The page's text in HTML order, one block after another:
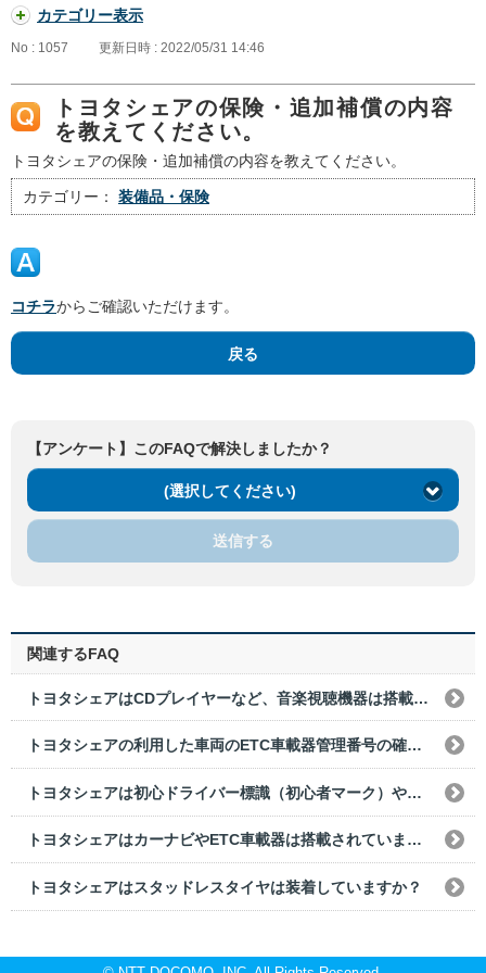
カテゴリー表示
No : 1057 更新日時 : 2022/05/31 14:46
トヨタシェアの保険・追加補償の内容
を教えてください。
トヨタシェアの保険・追加補償の内容を教えてください。
カテゴリー： 装備品・保険
コチラからご確認いただけます。
戻る
【アンケート】このFAQで解決しましたか？
(選択してください)
送信する
関連するFAQ
トヨタシェアはCDプレイヤーなど、音楽視聴機器は搭載されていますか？
トヨタシェアの利用した車両のETC車載器管理番号の確認方法を教えてください。
トヨタシェアは初心ドライバー標識（初心者マーク）や高齢ドライバー標識（高齢ドライバーマーク）は装備されていますか?
トヨタシェアはカーナビやETC車載器は搭載されていますか？
トヨタシェアはスタッドレスタイヤは装着していますか？